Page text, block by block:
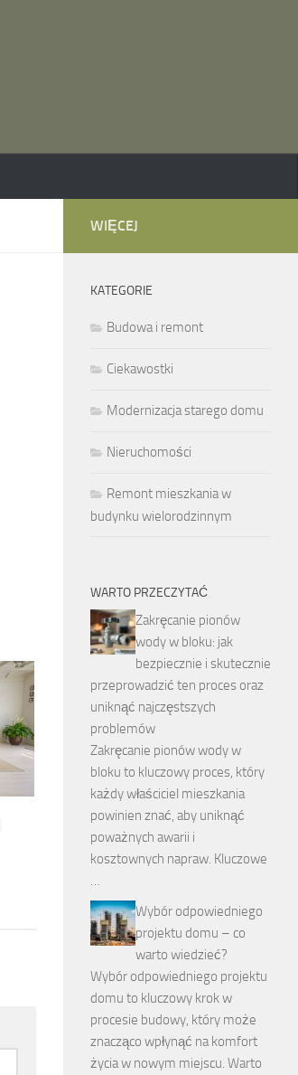
WIĘCEJ
KATEGORIE
Budowa i remont
Ciekawostki
Modernizacja starego domu
Nieruchomości
Remont mieszkania w
budynku wielorodzinnym
WARTO PRZECZYTAĆ
Zakręcanie pionów
wody w bloku: jak
bezpiecznie i skutecznie
przeprowadzić ten proces oraz
uniknąć najczęstszych
problemów
Zakręcanie pionów wody w
bloku to kluczowy proces, który
każdy właściciel mieszkania
powinien znać, aby uniknąć
poważnych awarii i
kosztownych napraw. Kluczowe
…
Wybór odpowiedniego
projektu domu – co
warto wiedzieć?
Wybór odpowiedniego projektu
domu to kluczowy krok w
procesie budowy, który może
znacząco wpłynąć na komfort
życia w nowym miejscu. Warto